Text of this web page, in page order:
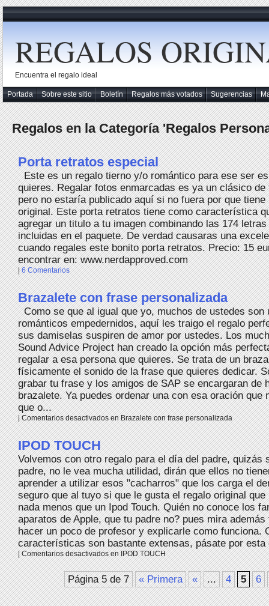
REGALOS
Encuentra el regalo ideal
Portada Sobre este sitio Boletín Regalos más votados Sugerencias
Regalos en la Categoría 'Regalos
Porta retratos especial
Este es un regalo tierno y/o romántico para ese ser
quieres. Regalar fotos enmarcadas es ya un clásico de
pero no estaría publicado aquí si no fuera por que tiene
original. Este porta retratos tiene como característica
agregar un titulo a tu imagen combinando las 174
incluidas en el paquete. De verdad causaras una
cuando regales este bonito porta retratos. Precio: 15
encontrar en: www.nerdapproved.com
|6 Comentarios
Brazalete con frase personalizada
Como se que al igual que yo, muchos de ustedes son
románticos empedernidos, aquí les traigo el regalo
sus damiselas suspiren de amor por ustedes. Los
Sound Advice Project han creado la opción más
regalar a esa persona que quieres. Se trata de un
físicamente el sonido de la frase que quieres dedicar.
grabar tu frase y los amigos de SAP se encargaran de
brazalete. Ya puedes ordenar una con esa oración que
que o...
|Comentarios desactivadosen Brazalete con frase personalizada
IPOD TOUCH
Volvemos con otro regalo para el día del padre, quizás
padre, no le vea mucha utilidad, dirán que ellos no
aprender a utilizar esos "cacharros" que los carga el
seguro que al tuyo si que le gusta el regalo original
nada menos que un Ipod Touch. Quién no conoce los
aparatos de Apple, que tu padre no? pues mira además
hacer un poco de profesor y explicarle como funciona.
características son bastante extensas, pásate por esta
|Comentarios desactivadosen IPOD TOUCH
Página 5 de 7 « Primera « ... 4 5 6